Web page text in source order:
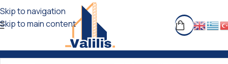
Skip to navigation
Skip to main content